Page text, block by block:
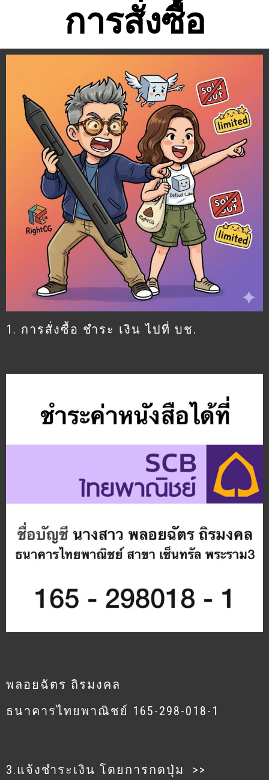
การสั่งซื้อ
1. การสั่งซื้อ ชำระ เงิน ไปที่ บช.
พลอยฉัตร ถิรมงคล
ธนาคารไทยพาณิชย์ 165-298-018-1
3.แจ้งชำระเงิน โดยการกดปุ่ม >>